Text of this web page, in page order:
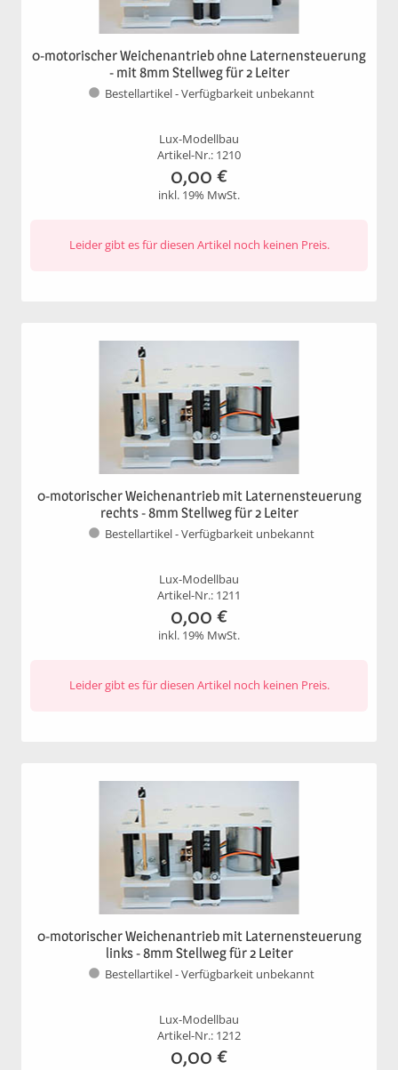
0-motorischer Weichenantrieb ohne Laternensteuerung
- mit 8mm Stellweg für 2 Leiter
Bestellartikel - Verfügbarkeit unbekannt
Lux-Modellbau
Artikel-Nr.: 1210
0,00 €
inkl. 19% MwSt.
Leider gibt es für diesen Artikel noch keinen Preis.
0-motorischer Weichenantrieb mit Laternensteuerung
rechts - 8mm Stellweg für 2 Leiter
Bestellartikel - Verfügbarkeit unbekannt
Lux-Modellbau
Artikel-Nr.: 1211
0,00 €
inkl. 19% MwSt.
Leider gibt es für diesen Artikel noch keinen Preis.
0-motorischer Weichenantrieb mit Laternensteuerung
links - 8mm Stellweg für 2 Leiter
Bestellartikel - Verfügbarkeit unbekannt
Lux-Modellbau
Artikel-Nr.: 1212
0,00 €